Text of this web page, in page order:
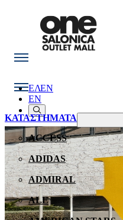
EN
ΚΑΤΑΣΤΗΜΑΤΑ
ACCESS
ADIDAS
ADMIRAL
ALE
ΕΛ
EN